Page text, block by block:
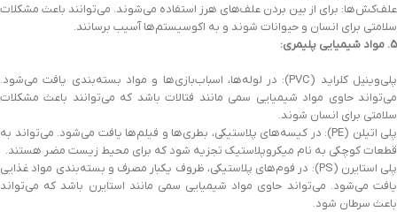
علف‌کش‌ها: برای از بین بردن علف‌های هرز استفاده می‌شوند. می‌توانند باعث مشکلات
سلامتی برای انسان و حیوانات شوند و به اکوسیستم‌ها آسیب برسانند.
5. مواد شیمیایی پلیمری:
پلی‌وینیل کلراید (PVC): در لوله‌ها، اسباب‌بازی‌ها و مواد بسته‌بندی یافت می‌شود.
می‌تواند حاوی مواد شیمیایی سمی مانند فتالات باشد که می‌توانند باعث مشکلات
سلامتی برای انسان شوند.
پلی اتیلن (PE): در کیسه‌های پلاستیکی، بطری‌ها و فیلم‌ها یافت می‌شود. می‌تواند به
قطعات کوچکی به نام میکروپلاستیک تجزیه شود که برای محیط زیست مضر هستند.
پلی استایرن (PS): در فوم‌های پلاستیکی، ظروف یکبار مصرف و بسته‌بندی مواد غذایی
یافت می‌شود. می‌تواند حاوی مواد شیمیایی سمی مانند استایرن باشد که می‌تواند
باعث سرطان شود.